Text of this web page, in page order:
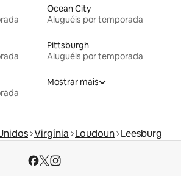
Ocean City
Aluguéis por temporada
Pittsburgh
Aluguéis por temporada
Mostrar mais
Virgínia Loudoun Leesburg